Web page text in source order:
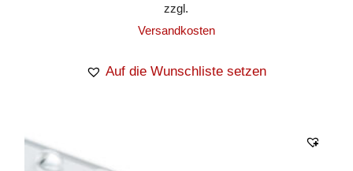
zzgl.
Versandkosten
Auf die Wunschliste setzen